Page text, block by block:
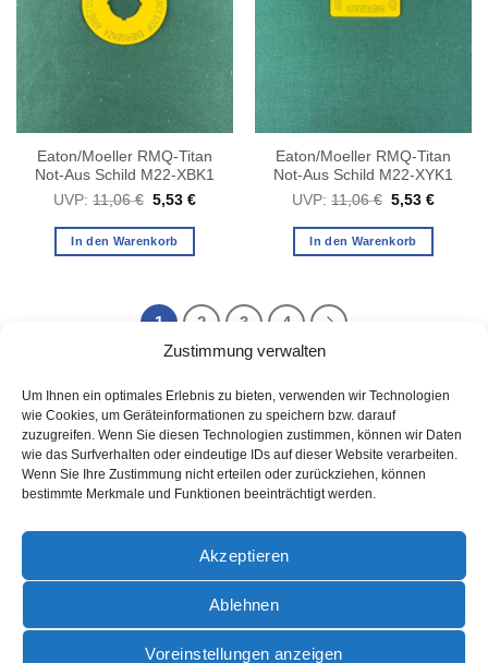
Zustimmung verwalten
Um Ihnen ein optimales Erlebnis zu bieten, verwenden wir Technologien
wie Cookies, um Geräteinformationen zu speichern bzw. darauf
zuzugreifen. Wenn Sie diesen Technologien zustimmen, können wir Daten
wie das Surfverhalten oder eindeutige IDs auf dieser Website verarbeiten.
Wenn Sie Ihre Zustimmung nicht erteilen oder zurückziehen, können
bestimmte Merkmale und Funktionen beeinträchtigt werden.
Akzeptieren
Ablehnen
Voreinstellungen anzeigen
Eaton/Moeller RMQ-Titan
Not-Aus Schild M22-XBK1
UVP: 11,06€ Ursprünglicher
war:
11,06 €
5,53€Aktueller
In den Warenkorb
Eaton/Moeller RMQ-Titan
Not-Aus Schild M22-XYK1
UVP: 11,06€
war:
11,06 €
5,53€
In den Warenkorb
1 2 3 4
PayPal Rechung
DATENSCHUTZ IMPRESSUM
ZAHLUNGSARTEN